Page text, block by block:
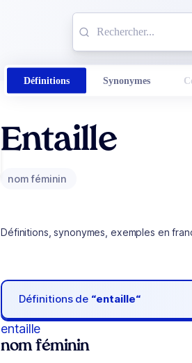
Définitions Synonymes
Entaille
nom féminin
Définitions, synonymes, exemples en
Définitions de “entaille“
entaille
nom féminin